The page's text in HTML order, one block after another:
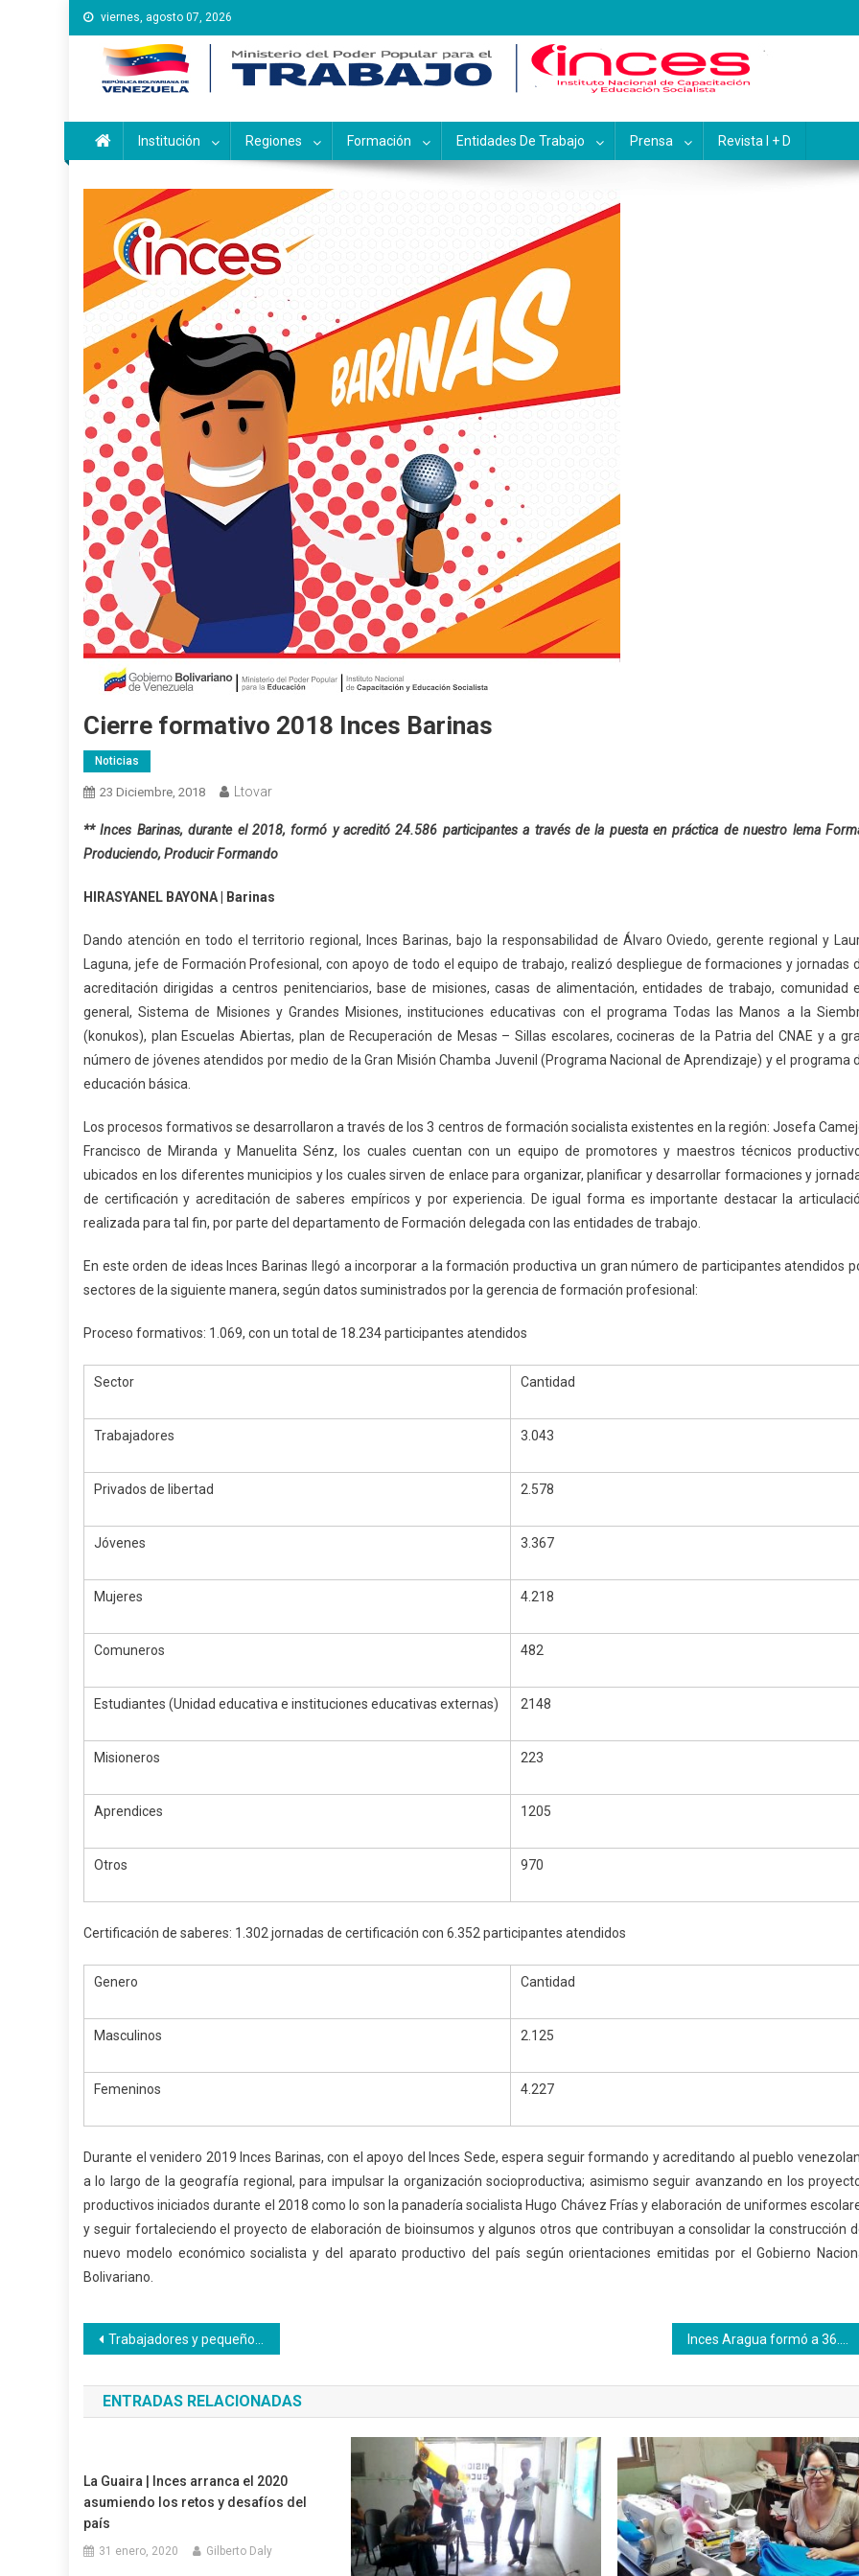
Saltar
al
contenido
viernes, agosto 07, 2026
Instituto Nacional de Capacitación y Educación
Inces
Institución Regiones Formación Entidades De Trabajo Prensa Revista I + D
Cierre formativo 2018 Inces Barinas
Noticias
23 Diciembre, 2018 Ltovar
** Inces Barinas, durante el 2018, formó y acreditó 24.586 participantes a través de la puesta en práctica de nuestro lema
Produciendo, Producir Formando
HIRASYANEL BAYONA | Barinas
Dando atención en todo el territorio regional, Inces Barinas, bajo la responsabilidad de Álvaro Oviedo, gerente regional y
Laguna, jefe de Formación Profesional, con apoyo de todo el equipo de trabajo, realizó despliegue de formaciones y jornadas
acreditación dirigidas a centros penitenciarios, base de misiones, casas de alimentación, entidades de trabajo, comunidad
general, Sistema de Misiones y Grandes Misiones, instituciones educativas con el programa Todas las Manos a la
(konukos), plan Escuelas Abiertas, plan de Recuperación de Mesas – Sillas escolares, cocineras de la Patria del CNAE y a
número de jóvenes atendidos por medio de la Gran Misión Chamba Juvenil (Programa Nacional de Aprendizaje) y el programa
educación básica.
Los procesos formativos se desarrollaron a través de los 3 centros de formación socialista existentes en la región: Josefa
Francisco de Miranda y Manuelita Sénz, los cuales cuentan con un equipo de promotores y maestros técnicos
ubicados en los diferentes municipios y los cuales sirven de enlace para organizar, planificar y desarrollar formaciones y
de certificación y acreditación de saberes empíricos y por experiencia. De igual forma es importante destacar la
realizada para tal fin, por parte del departamento de Formación delegada con las entidades de trabajo.
En este orden de ideas Inces Barinas llegó a incorporar a la formación productiva un gran número de participantes atendidos
sectores de la siguiente manera, según datos suministrados por la gerencia de formación profesional:
Proceso formativos: 1.069, con un total de 18.234 participantes atendidos
Sector Cantidad
Trabajadores 3.043
Privados de libertad 2.578
Jóvenes 3.367
Mujeres 4.218
Comuneros 482
Estudiantes (Unidad educativa e instituciones educativas externas) 2148
Misioneros 223
Aprendices 1205
Otros 970
Certificación de saberes: 1.302 jornadas de certificación con 6.352 participantes atendidos
Genero Cantidad
Masculinos 2.125
Femeninos 4.227
Durante el venidero 2019 Inces Barinas, con el apoyo del Inces Sede, espera seguir formando y acreditando al pueblo
a lo largo de la geografía regional, para impulsar la organización socioproductiva; asimismo seguir avanzando en los
productivos iniciados durante el 2018 como lo son la panadería socialista Hugo Chávez Frías y elaboración de uniformes
y seguir fortaleciendo el proyecto de elaboración de bioinsumos y algunos otros que contribuyan a consolidar la construcción
nuevo modelo económico socialista y del aparato productivo del país según orientaciones emitidas por el Gobierno
Bolivariano.
Navegación
de
entradas
Trabajadores y pequeños de la casa celebraron la llegada de la Navidad en Yaracuy
ENTRADAS RELACIONADAS
La Guaira | Inces arranca el 2020
asumiendo los retos y desafíos del
país
31 enero, 2020 Gilberto Daly